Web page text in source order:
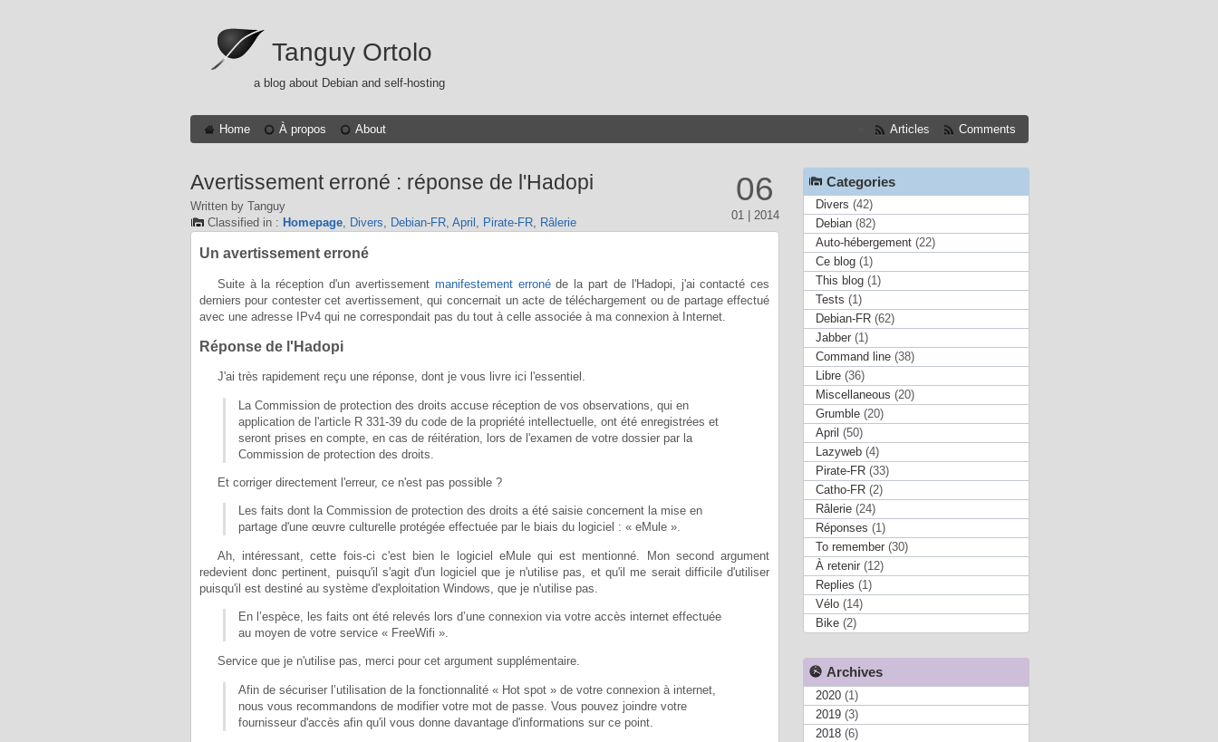
Tanguy Ortolo
a blog about Debian and self-hosting
Home À propos About Articles Comments
06
01 | 2014
Avertissement erroné : réponse de l'Hadopi
Written by Tanguy
Classified in : Homepage, Divers, Debian-FR, April , Pirate-FR, Râlerie
Un avertissement erroné
Suite à la réception d'un avertissement manifestement erronéde la part de l'Hadopi, j'ai contacté ces
derniers pour contester cet avertissement, qui concernait un acte de téléchargement ou de partage effectué
avec une adresse IPv4 qui ne correspondait pas du tout à celle associée à ma connexion à Internet.
Réponse de l'Hadopi
J'ai très rapidement reçu une réponse, dont je vous livre ici l'essentiel.
La Commission de protection des droits accuse réception de vos observations, qui en
application de l'article R 331-39 du code de la propriété intellectuelle, ont été enregistrées et
seront prises en compte, en cas de réitération, lors de l'examen de votre dossier par la
Commission de protection des droits.
Et corriger directement l'erreur, ce n'est pas possible ?
Les faits dont la Commission de protection des droits a été saisie concernent la mise en
partage d'une œuvre culturelle protégée effectuée par le biais du logiciel : « eMule ».
Ah, intéressant, cette fois-ci c'est bien le logiciel eMule qui est mentionné. Mon second argument
redevient donc pertinent, puisqu'il s'agit d'un logiciel que je n'utilise pas, et qu'il me serait difficile d'utiliser
puisqu'il est destiné au système d'exploitation Windows, que je n'utilise pas.
En l’espèce, les faits ont été relevés lors d’une connexion via votre accès internet effectuée
au moyen de votre service « FreeWifi ».
Service que je n'utilise pas, merci pour cet argument supplémentaire.
Afin de sécuriser l’utilisation de la fonctionnalité « Hot spot » de votre connexion à internet,
nous vous recommandons de modifier votre mot de passe. Vous pouvez joindre votre
fournisseur d'accès afin qu'il vous donne davantage d'informations sur ce point.
Categories
Divers (42)
Debian(82)
Auto-hébergement(22)
Ce blog(1)
This blog(1)
Tests (1)
Debian-FR(62)
Jabber(1)
Command line(38)
Libre(36)
Miscellaneous (20)
Grumble(20)
April (50)
Lazyweb(4)
Pirate-FR(33)
Catho-FR(2)
Râlerie(24)
Réponses (1)
To remember(30)
À retenir(12)
Replies (1)
Vélo(14)
Bike(2)
Archives
2020(1)
2019(3)
2018(6)